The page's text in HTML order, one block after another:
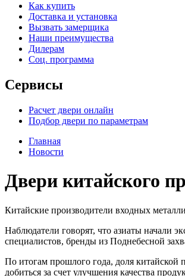
Как купить
Доставка и установка
Вызвать замерщика
Наши преимущества
Дилерам
Соц. программа
Сервисы
Расчет двери онлайн
Подбор двери по параметрам
Главная
Новости
Двери китайского
Китайские производители входных
Наблюдатели говорят, что азиаты начали
специалистов, бренды из Поднебесной
По итогам прошлого года, доля китайской
добиться за счет улучшения качества